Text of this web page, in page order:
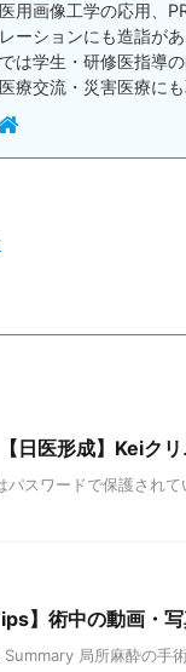
用画像工学の応用、
ーションにも造詣が
は学生・研修医指導
療交流・災害医療にも
日医形成】Keiク
パスワードで保護されて
】術中の動画・
局所麻酔の手